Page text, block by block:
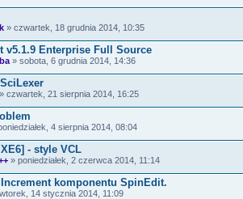
» czwartek, 18 grudnia 2014, 10:35
v5.1.9 Enterprise Full Source
» sobota, 6 grudnia 2014, 14:36
» czwartek, 21 sierpnia 2014, 16:25
4 sierpnia 2014, 08:04
- style VCL
» poniedziałek, 2 czerwca 2014, 11:14
Increment komponentu SpinEdit.
14 stycznia 2014, 11:09